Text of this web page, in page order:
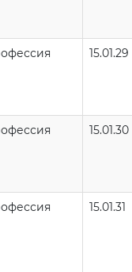
15.01.29
15.01.30
15.01.31